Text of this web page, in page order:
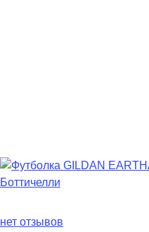
нет отзывов